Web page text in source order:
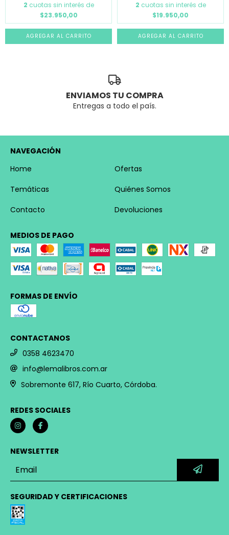
2 cuotas sin interés de
$23.950,00
2 cuotas sin interés de
$19.950,00
ENVIAMOS TU COMPRA
Entregas a todo el país.
NAVEGACIÓN
Home
Ofertas
Temáticas
Quiénes Somos
Contacto
Devoluciones
MEDIOS DE PAGO
FORMAS DE ENVÍO
CONTACTANOS
0358 4623470
info@lemalibros.com.ar
Sobremonte 617, Río Cuarto, Córdoba.
REDES SOCIALES
NEWSLETTER
SEGURIDAD Y CERTIFICACIONES